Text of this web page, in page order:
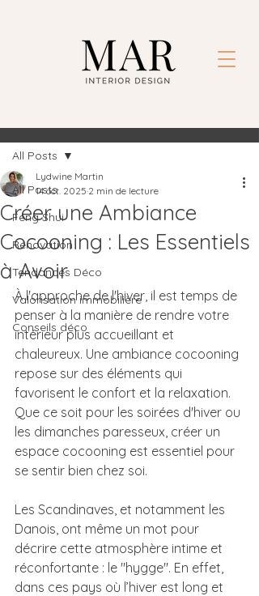
All Posts
Feng Shui
Rénovation
Tendances Déco
Valorisation immobilière
Conseils déco
All Posts
Créer une Ambiance
Cocooning : Les Essentiels
à Avoir
Lydwine Martin
14 oct. 2025 2 min de lecture
À l'approche de l'hiver, il est temps de
penser à la manière de rendre votre
intérieur plus accueillant et
chaleureux. Une ambiance cocooning
repose sur des éléments qui
favorisent le confort et la relaxation.
Que ce soit pour les soirées d'hiver ou
les dimanches paresseux, créer un
espace cocooning est essentiel pour
se sentir bien chez soi.
Les Scandinaves, et notamment les
Danois, ont même un mot pour
décrire cette atmosphère intime et
réconfortante : le "hygge". En effet,
dans ces pays où l’hiver est long et